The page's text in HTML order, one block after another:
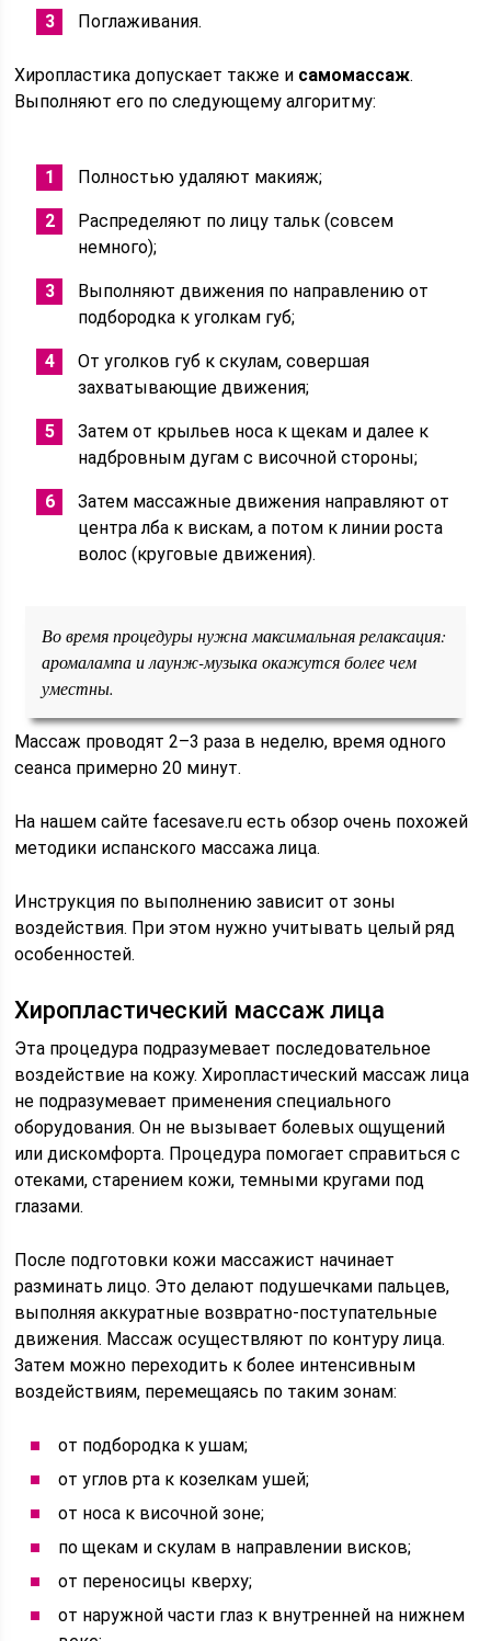
Поглаживания.
Хиропластика допускает также и самомассаж.
Выполняют его по следующему алгоритму:
Полностью удаляют макияж;
Распределяют по лицу тальк (совсем
немного);
Выполняют движения по направлению от
подбородка к уголкам губ;
От уголков губ к скулам, совершая
захватывающие движения;
Затем от крыльев носа к щекам и далее к
надбровным дугам с височной стороны;
Затем массажные движения направляют от
центра лба к вискам, а потом к линии роста
волос (круговые движения).
Во время процедуры нужна максимальная релаксация:
аромалампа и лаунж-музыка окажутся более чем
уместны.
Массаж проводят 2–3 раза в неделю, время одного
сеанса примерно 20 минут.
На нашем сайте facesave.ru есть обзор очень похожей
методики испанского массажа лица.
Инструкция по выполнению зависит от зоны
воздействия. При этом нужно учитывать целый ряд
особенностей.
Хиропластический массаж лица
Эта процедура подразумевает последовательное
воздействие на кожу. Хиропластический массаж лица
не подразумевает применения специального
оборудования. Он не вызывает болевых ощущений
или дискомфорта. Процедура помогает справиться с
отеками, старением кожи, темными кругами под
глазами.
После подготовки кожи массажист начинает
разминать лицо. Это делают подушечками пальцев,
выполняя аккуратные возвратно-поступательные
движения. Массаж осуществляют по контуру лица.
Затем можно переходить к более интенсивным
воздействиям, перемещаясь по таким зонам:
от подбородка к ушам;
от углов рта к козелкам ушей;
от носа к височной зоне;
по щекам и скулам в направлении висков;
от переносицы кверху;
от наружной части глаз к внутренней на нижнем